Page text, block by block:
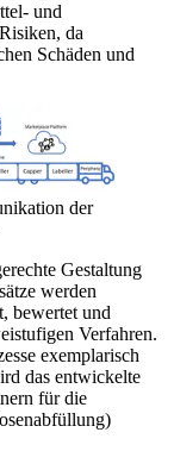
und
da
Schäden und
der
Gestaltung
werden
bewertet und
Verfahren.
exemplarisch
das entwickelte
für die